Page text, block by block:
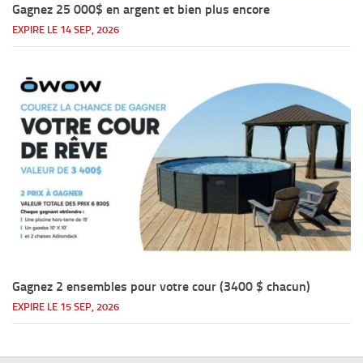
Gagnez 25 000$ en argent et bien plus encore
EXPIRE LE 14 SEP, 2026
Gagnez 2 ensembles pour votre cour (3400 $ chacun)
EXPIRE LE 15 SEP, 2026